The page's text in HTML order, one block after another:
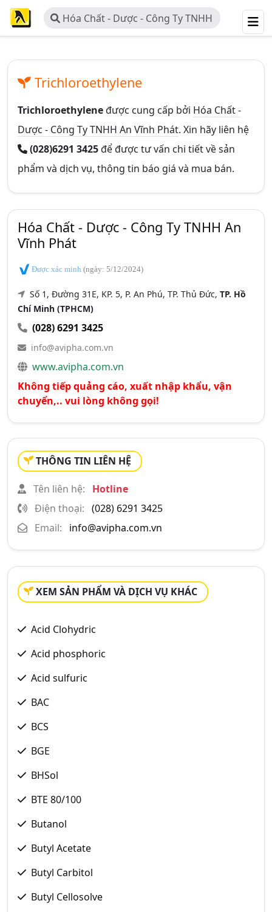
Hóa Chất - Dược - Công Ty TNHH
An Vĩnh Phát
Trichloroethylene
Trichloroethyleneđược cung cấp bởi Hóa Chất -
Dược - Công Ty TNHH An Vĩnh Phát. Xin hãy liên hệ
(028)6291 3425để được tư vấn chi tiết về sản
phẩm và dịch vụ, thông tin báo giá và mua bán.
Hóa Chất - Dược - Công Ty TNHH An
Vĩnh Phát
Được xác minh (ngày: 5/12/2024)
Số 1, Đường 31E, KP. 5, P. An Phú, TP. Thủ Đức, TP. Hồ
Chí Minh (TPHCM)
(028) 6291 3425
info@avipha.com.vn
www.avipha.com.vn
Không tiếp quảng cáo, xuất nhập khẩu, vận
chuyển,.. vui lòng không gọi!
THÔNG TIN LIÊN HỆ
Tên liên hệ:
Hotline
Điện thoại: (028) 6291 3425
Email:
info@avipha.com.vn
XEM SẢN PHẨM VÀ DỊCH VỤ KHÁC
Acid Clohydric
Acid phosphoric
Acid sulfuric
BAC
BCS
BGE
BHSol
BTE 80/100
Butanol
Butyl Acetate
Butyl Carbitol
Butyl Cellosolve